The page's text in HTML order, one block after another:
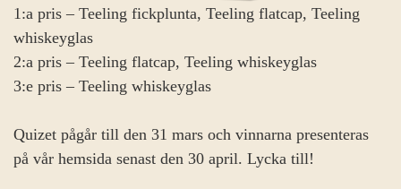
1:a pris – Teeling fickplunta, Teeling flatcap, Teeling
whiskeyglas
2:a pris – Teeling flatcap, Teeling whiskeyglas
3:e pris – Teeling whiskeyglas
Quizet pågår till den 31 mars och vinnarna presenteras
på vår hemsida senast den 30 april. Lycka till!